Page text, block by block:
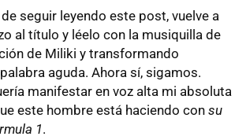
seguir leyendo este post, vuelve a
al título y léelo con la musiquilla de
de Miliki y transformando
aguda. Ahora sí, sigamos.
manifestar en voz alta mi absoluta
este hombre está haciendo consu
1.